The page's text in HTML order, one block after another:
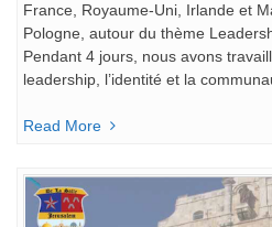
France, Royaume-Uni, Irlande et
Pologne, autour du thème
Pendant 4 jours, nous avons
leadership, l’identité et la
Read More